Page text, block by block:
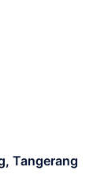
Tangerang